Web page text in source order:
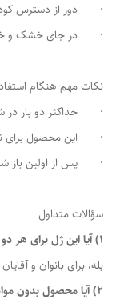
· دور از دسترس
· در جای خشک و خنک
نکات مهم هنگام
· حداکثر دو بار در
· این محصول برای
· پس از اولین باز شدن، تا 12 ماه
سؤالات متداول
1) آیا این ژل برای هر دو جنس مناسب است؟
بله، برای بانوان و
2) آیا محصول بدون مواد صابونی است؟